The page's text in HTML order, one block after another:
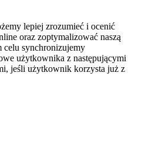
lepiej zrozumieć i ocenić
oraz zoptymalizować naszą
celu synchronizujemy
użytkownika z następującymi
jeśli użytkownik korzysta już z